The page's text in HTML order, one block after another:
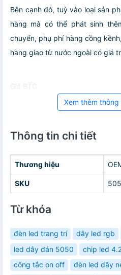
Bên cạnh đó, tuỳ vào loại sản
hàng mà có thể phát sinh
chuyển, phụ phí hàng cồng
hàng giao từ nước ngoài có giá
Giá BTC
Xem thêm thông
Thông tin chi tiết
Thương hiệu
SKU
Từ khóa
đèn led trang trí dây led rgb
led dây dán 5050
chip led
công tắc on off
đèn led dây